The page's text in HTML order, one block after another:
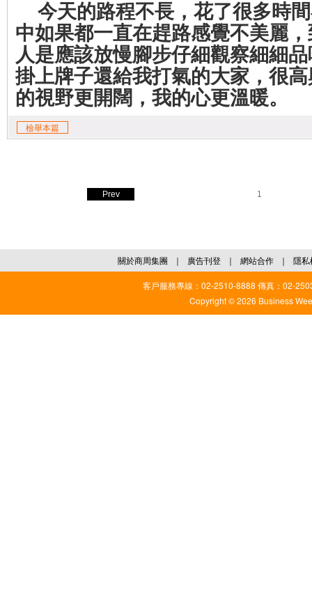
今天的路程不長，花了很多時
中如果都一直在趕路感覺不美麗
人是應該放慢腳步仔細觀察細細
掛上牌子還給我打氣的大家，很
的視野更開闊，我的心更溫暖。
檢舉本篇
Prev 1
關於商周集團 ｜ 廣告刊登 ｜ 網站合作 ｜ 隱私
客戶服務專線：02-2510-8888 傳真：02-
Copyright © 2026 Business